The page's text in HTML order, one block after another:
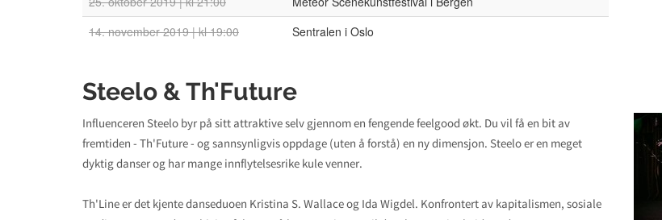
14. november 2019 | kl 19:00
Sentralen i Oslo
Steelo & Th'Future
Influenceren Steelo byr på sitt attraktive selv gjennom en fengende feelgood økt. Du vil få en bit av
fremtiden - Th'Future - og sannsynligvis oppdage (uten å forstå) en ny dimensjon. Steelo er en meget
dyktig danser og har mange innflytelsesrike kule venner.
Th'Line er det kjente danseduoen Kristina S. Wallace og Ida Wigdel. Konfrontert av kapitalismen, sosiale